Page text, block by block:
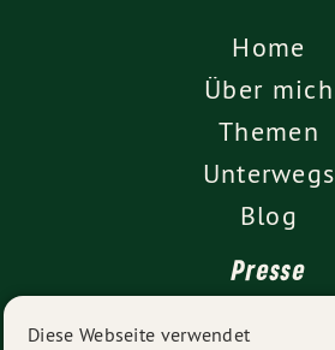
Home
Über mich
Themen
Unterwegs
Blog
Presse
Diese Webseite verwendet